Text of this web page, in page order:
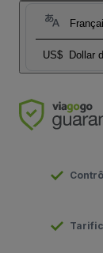
US$ Dollar